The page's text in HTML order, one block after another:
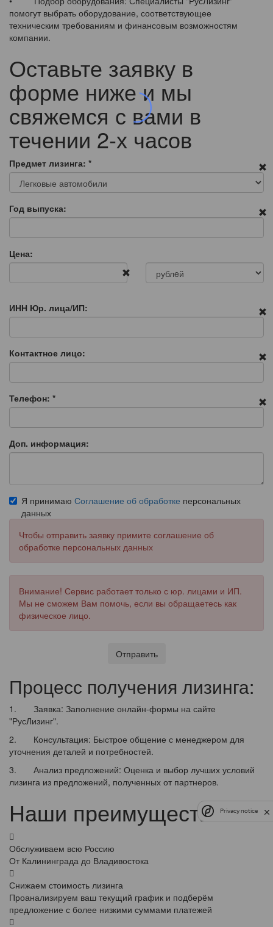
помогут выбрать оборудование, соответствующее
техническим требованиям и финансовым возможностям
компании.
Оставьте заявку в
форме ниже и мы
свяжемся с вами в
течении 2-х часов
Предмет лизинга: *
Год выпуска:
Цена:
ИНН Юр. лица/ИП:
Контактное лицо:
Телефон: *
Доп. информация:
Я принимаю Соглашение об обработке персональных
данных
Чтобы отправить заявку примите соглашение об
обработке персональных данных
Внимание! Сервис работает только с юр. лицами и ИП.
Мы не сможем Вам помочь, если вы обращаетесь как
физическое лицо.
Отправить
Процесс получения лизинга:
1. Заявка: Заполнение онлайн-формы на сайте
"РусЛизинг".
2. Консультация: Быстрое общение с менеджером для
уточнения деталей и потребностей.
3. Анализ предложений: Оценка и выбор лучших условий
лизинга из предложений, полученных от партнеров.
Наши преимущества
Обслуживаем всю Россию
От Калининграда до Владивостока
Снижаем стоимость лизинга
Проанализируем ваш текущий график и подберём
предложение с более низкими суммами платежей
Privacy notice